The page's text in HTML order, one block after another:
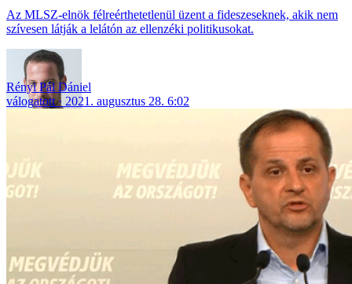
Az MLSZ-elnök félreérthetetlenül üzent a fideszeseknek, akik nem
szívesen látják a lelátón az ellenzéki politikusokat.
Rényi Pál Dániel
válogatott
2021. augusztus 28. 6:02